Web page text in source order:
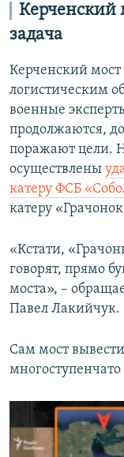
Керченский
задача
Керченский
логистическим
военные
продолжаются,
поражают цели.
осуществлены
катеру ФСБ
катеру
«Кстати,
говорят, прямо
моста», –
Павел Лакийчук.
Сам мост